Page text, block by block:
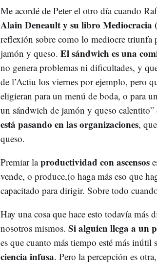
Me acordé de Peter el otro día cuando
Alain Deneault y su libro Mediocracia
reflexión sobre como lo mediocre
jamón y queso. El sándwich es una
no genera problemas ni dificultades, y
de l’Actiu los viernes por ejemplo, pero
eligieran para un menú de boda, o para
un sándwich de jamón y queso
está pasando en las organizaciones,
queso.
Premiar laproductividad con ascensos
vende, o produce,(o haga más eso que
capacitado para dirigir. Sobre todo
Hay una cosa que hace esto todavía más
nosotros mismos. Si alguien llega a un
es que cuanto más tiempo esté más inútil
ciencia infusa. Pero la percepción es